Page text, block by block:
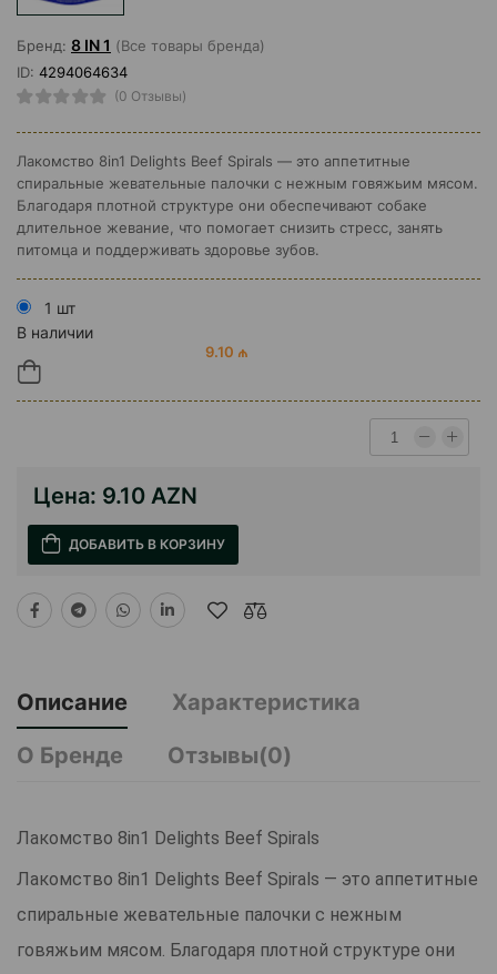
Бренд: 8 IN 1 (Все товары бренда)
ID: 4294064634
(0 Отзывы)
Лакомство 8in1 Delights Beef Spirals — это аппетитные
спиральные жевательные палочки с нежным говяжьим мясом.
Благодаря плотной структуре они обеспечивают собаке
длительное жевание, что помогает снизить стресс, занять
питомца и поддерживать здоровье зубов.
1 шт
В наличии
9.10 ₼
Цена: 9.10 AZN
ДОБАВИТЬ В КОРЗИНУ
Описание
Характеристика
О Бренде
Отзывы(0)
Лакомство 8in1 Delights Beef Spirals
Лакомство 8in1 Delights Beef Spirals — это аппетитные
спиральные жевательные палочки с нежным
говяжьим мясом. Благодаря плотной структуре они